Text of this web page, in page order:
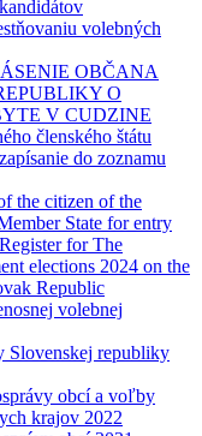
volebných
OBČANA
O
V CUDZINE
členského štátu
do zoznamu
the citizen of the
State for entry
for The
elections 2024 on the
Republic
volebnej
Slovenskej republiky
obcí a voľby
krajov 2022